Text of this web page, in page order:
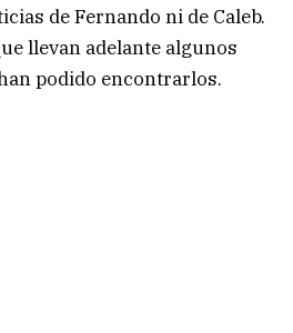
de Fernando ni de Caleb.
llevan adelante algunos
podido encontrarlos.